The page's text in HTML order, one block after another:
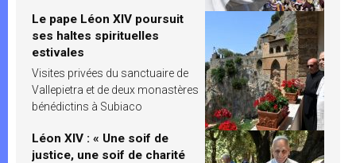
Le pape Léon XIV poursuit
ses haltes spirituelles
estivales
Visites privées du sanctuaire de
Vallepietra et de deux monastères
bénédictins à Subiaco
Léon XIV : « Une soif de
justice, une soif de charité